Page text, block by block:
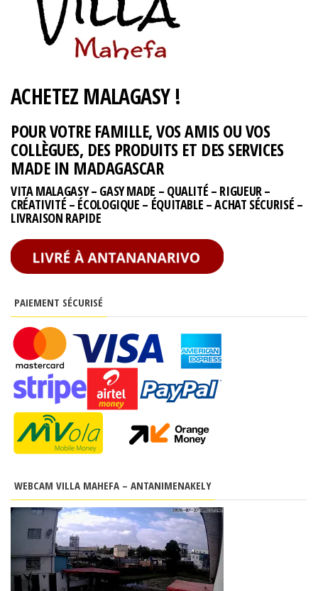
ACHETEZ MALAGASY !
POUR VOTRE FAMILLE, VOS AMIS OU VOS
COLLÈGUES, DES PRODUITS ET DES SERVICES
MADE IN MADAGASCAR
VITA MALAGASY – GASY MADE – QUALITÉ – RIGUEUR –
CRÉATIVITÉ – ÉCOLOGIQUE – ÉQUITABLE – ACHAT SÉCURISÉ –
LIVRAISON RAPIDE
PAIEMENT SÉCURISÉ
WEBCAM VILLA MAHEFA – ANTANIMENAKELY